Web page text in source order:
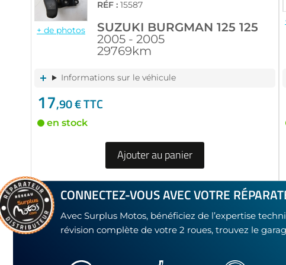
+ de photos
RÉF : 15587
SUZUKI BURGMAN 125 125
2005 - 2005
29769km
Informations sur le véhicule
17,90 € TTC
en stock
Ajouter au panier
CONNECTEZ-VOUS AVEC VOTRE
Avec Surplus Motos, bénéficiez de l’expertise
révision complète de votre 2 roues, trouvez le